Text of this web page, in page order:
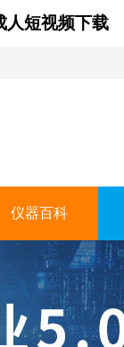
人短视频下载
限公司
仪器百科